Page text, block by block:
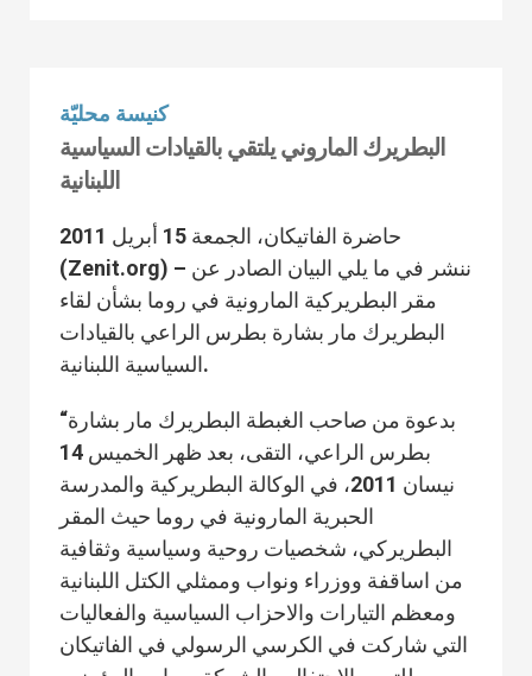
كنيسة محليّة
البطريرك الماروني يلتقي بالقيادات السياسية
اللبنانية
حاضرة الفاتيكان، الجمعة 15 أبريل 2011
(Zenit.org) – ننشر في ما يلي البيان الصادر عن
مقر البطريركية المارونية في روما بشأن لقاء
البطريرك مار بشارة بطرس الراعي بالقيادات
السياسية اللبنانية.
“بدعوة من صاحب الغبطة البطريرك مار بشارة
بطرس الراعي، التقى، بعد ظهر الخميس 14
نيسان 2011، في الوكالة البطريركية والمدرسة
الحبرية المارونية في روما حيث المقر
البطريركي، شخصيات روحية وسياسية وثقافية
من اساقفة ووزراء ونواب وممثلي الكتل اللبنانية
ومعظم التيارات والاحزاب السياسية والفعاليات
التي شاركت في الكرسي الرسولي في الفاتيكان